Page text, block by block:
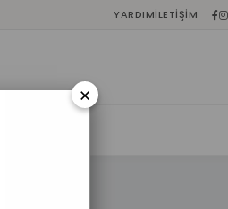
YARDIMİLETIŞIM
×